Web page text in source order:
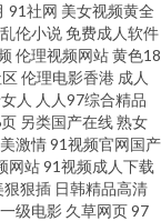
在线 97亚洲综合 东京
电影 东京AvAv 九一
91 www99艹 国产又
网站首页 国产草莓
91社网 美女视频黄全
伦小说免费成人软件
伦理视频网站黄色18
伦理电影香港 成人
人 人人97综合精品
另类国产在线熟女
激情91视频官网国产
网站91视频成人下载
狠狠插 日韩精品高清
级电影 久草网页97